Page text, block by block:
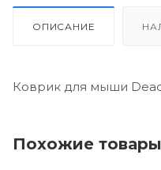
ОПИСАНИЕ
Коврик для мыши
Похожие товары